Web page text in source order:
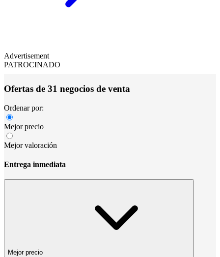
Advertisement
PATROCINADO
Ofertas de 31 negocios de venta
Ordenar por:
Mejor precio
Mejor valoración
Entrega inmediata
Mejor precio